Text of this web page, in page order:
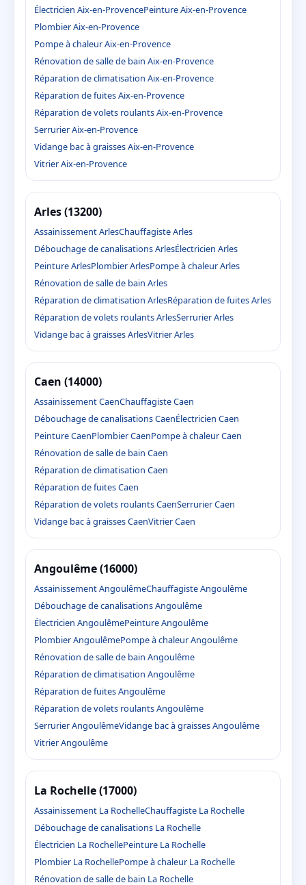
Électricien Aix-en-ProvencePeinture Aix-en-Provence
Plombier Aix-en-Provence
Pompe à chaleur Aix-en-Provence
Rénovation de salle de bain Aix-en-Provence
Réparation de climatisation Aix-en-Provence
Réparation de fuites Aix-en-Provence
Réparation de volets roulants Aix-en-Provence
Serrurier Aix-en-Provence
Vidange bac à graisses Aix-en-Provence
Vitrier Aix-en-Provence
Arles (13200)
Assainissement ArlesChauffagiste Arles
Débouchage de canalisations ArlesÉlectricien Arles
Peinture ArlesPlombier ArlesPompe à chaleur Arles
Rénovation de salle de bain Arles
Réparation de climatisation ArlesRéparation de fuites Arles
Réparation de volets roulants ArlesSerrurier Arles
Vidange bac à graisses ArlesVitrier Arles
Caen (14000)
Assainissement CaenChauffagiste Caen
Débouchage de canalisations CaenÉlectricien Caen
Peinture CaenPlombier CaenPompe à chaleur Caen
Rénovation de salle de bain Caen
Réparation de climatisation Caen
Réparation de fuites Caen
Réparation de volets roulants CaenSerrurier Caen
Vidange bac à graisses CaenVitrier Caen
Angoulême (16000)
Assainissement AngoulêmeChauffagiste Angoulême
Débouchage de canalisations Angoulême
Électricien AngoulêmePeinture Angoulême
Plombier AngoulêmePompe à chaleur Angoulême
Rénovation de salle de bain Angoulême
Réparation de climatisation Angoulême
Réparation de fuites Angoulême
Réparation de volets roulants Angoulême
Serrurier AngoulêmeVidange bac à graisses Angoulême
Vitrier Angoulême
La Rochelle (17000)
Assainissement La RochelleChauffagiste La Rochelle
Débouchage de canalisations La Rochelle
Électricien La RochellePeinture La Rochelle
Plombier La RochellePompe à chaleur La Rochelle
Rénovation de salle de bain La Rochelle